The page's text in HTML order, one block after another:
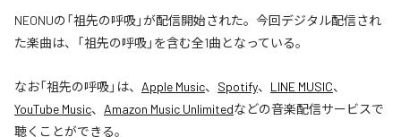
NEONUの「祖先の呼吸」が配信開始された。今回デジタル配信され
た楽曲は、「祖先の呼吸」を含む全1曲となっている。
なお「祖先の呼吸」は、 Apple Music、 Spotify、 LINE MUSIC、
YouTube Music、 Amazon Music Unlimitedなどの音楽配信サービスで
聴くことができる。